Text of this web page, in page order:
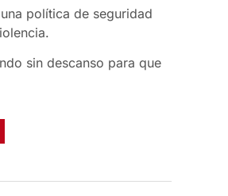
política de seguridad
sin descanso para que